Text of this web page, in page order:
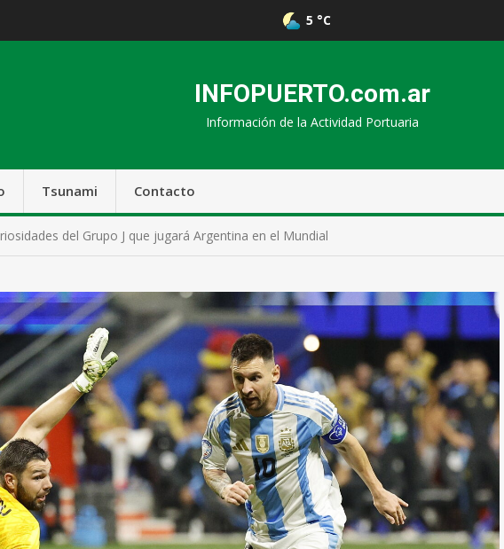
5 °C
INFOPUERTO.com.ar
Información de la Actividad Portuaria
Tsunami Contacto
del Grupo J que jugará Argentina en el Mundial